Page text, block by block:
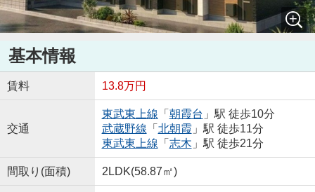
基本情報
賃料 13.8万円
交通
東武東上線 「 朝霞台 」駅 徒歩10分
武蔵野線 「 北朝霞 」駅 徒歩11分
東武東上線 「 志木 」駅 徒歩21分
間取り(面積) 2LDK(58.87㎡)